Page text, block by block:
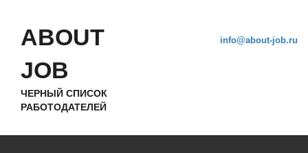
ABOUT
JOB
ЧЕРНЫЙ СПИСОК
РАБОТОДАТЕЛЕЙ
info@about-job.ru